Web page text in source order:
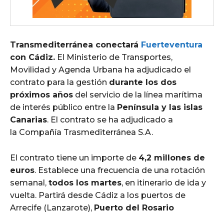
Transmediterránea conectará Fuerteventura
con Cádiz. El Ministerio de Transportes,
Movilidad y Agenda Urbana ha adjudicado el
contrato para la gestión durante los dos
próximos años del servicio de la línea marítima
de interés público entre la Península y las islas
Canarias. El contrato se ha adjudicado a
la Compañía Trasmediterránea S.A.
El contrato tiene un importe de 4,2 millones de
euros. Establece una frecuencia de una rotación
semanal, todos los martes, en itinerario de ida y
vuelta. Partirá desde Cádiz a los puertos de
Arrecife (Lanzarote), Puerto del Rosario